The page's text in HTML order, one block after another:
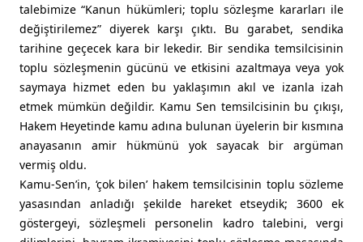
talebimize “Kanun hükümleri; toplu sözleşme kararları ile
değiştirilemez” diyerek karşı çıktı. Bu garabet, sendika
tarihine geçecek kara bir lekedir. Bir sendika temsilcisinin
toplu sözleşmenin gücünü ve etkisini azaltmaya veya yok
saymaya hizmet eden bu yaklaşımın akıl ve izanla izah
etmek mümkün değildir. Kamu Sen temsilcisinin bu çıkışı,
Hakem Heyetinde kamu adına bulunan üyelerin bir kısmına
anayasanın amir hükmünü yok sayacak bir argüman
vermiş oldu.
Kamu-Sen’in, ‘çok bilen’ hakem temsilcisinin toplu sözleme
yasasından anladığı şekilde hareket etseydik; 3600 ek
göstergeyi, sözleşmeli personelin kadro talebini, vergi